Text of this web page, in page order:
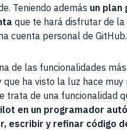
Teniendo además un plan
que te hará disfrutar de la
cuenta personal de GitHub.
de las funcionalidades más
que ha visto la luz hace muy
trata de una funcionalidad
en un programador
escribir y refinar código